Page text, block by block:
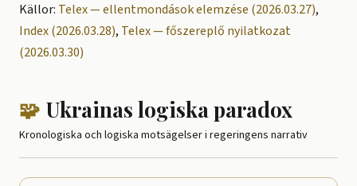
Källor: Telex — ellentmondások elemzése (2026.03.27),
Index (2026.03.28), Telex — főszereplő nyilatkozat
(2026.03.30)
🧩 Ukrainas logiska paradox
Kronologiska och logiska motsägelser i regeringens narrativ